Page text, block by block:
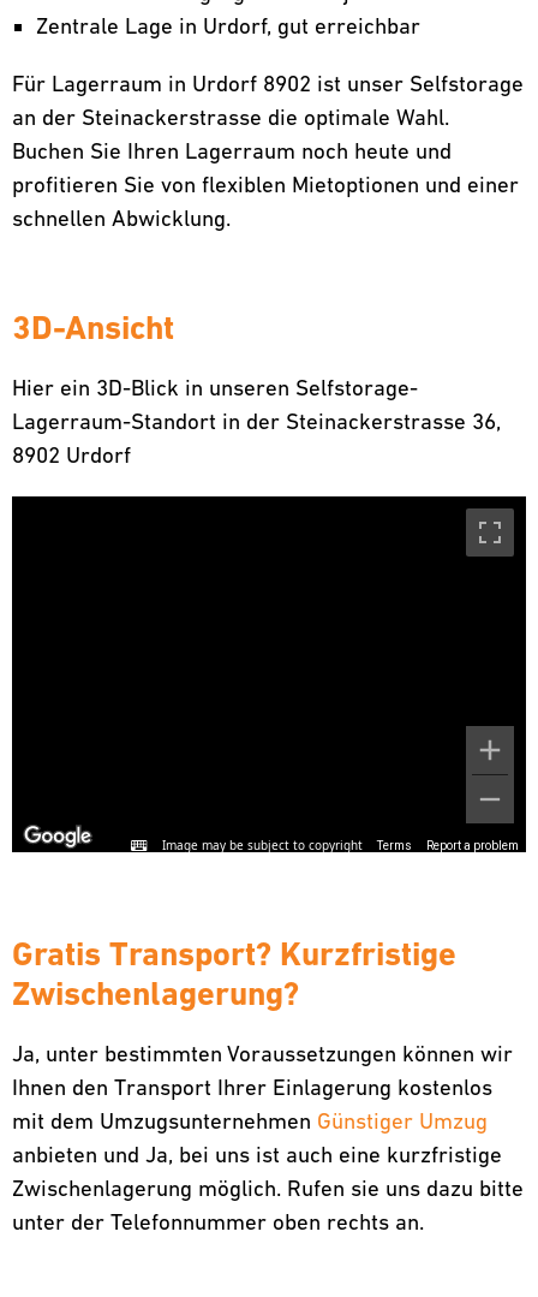
Zentrale Lage in Urdorf, gut erreichbar
Für Lagerraum in Urdorf 8902 ist unser Selfstorage
an der Steinackerstrasse die optimale Wahl.
Buchen Sie Ihren Lagerraum noch heute und
profitieren Sie von flexiblen Mietoptionen und einer
schnellen Abwicklung.
3D-Ansicht
Hier ein 3D-Blick in unseren Selfstorage-
Lagerraum-Standort in der Steinackerstrasse 36,
8902 Urdorf
Gratis Transport? Kurzfristige
Zwischenlagerung?
Ja, unter bestimmten Voraussetzungen können wir
Ihnen den Transport Ihrer Einlagerung kostenlos
mit dem Umzugsunternehmen Günstiger Umzug
anbieten und Ja, bei uns ist auch eine kurzfristige
Zwischenlagerung möglich. Rufen sie uns dazu bitte
unter der Telefonnummer oben rechts an.